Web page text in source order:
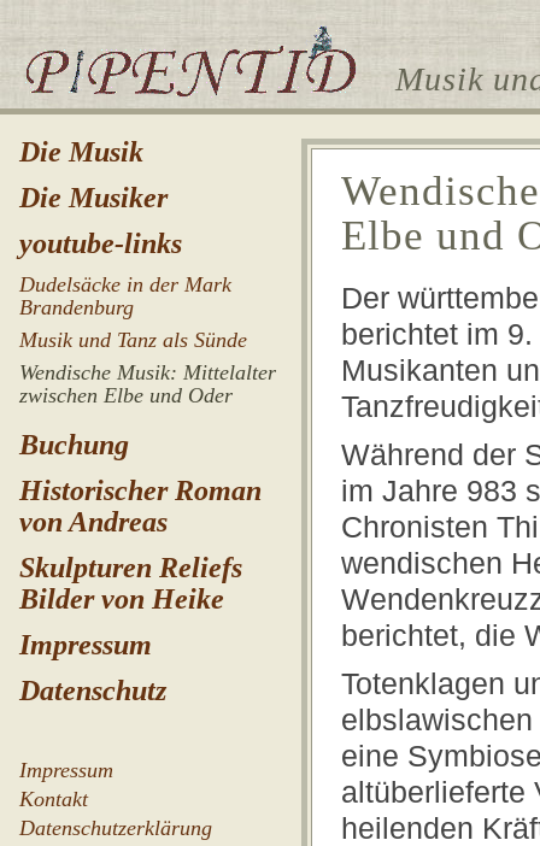
Musik
Die Musik
Die Musiker
youtube-links
Dudelsäcke in der Mark
Brandenburg
Musik und Tanz als Sünde
Wendische Musik: Mittelalter
zwischen Elbe und Oder
Buchung
Historischer Roman
von Andreas
Skulpturen Reliefs
Bilder von Heike
Impressum
Datenschutz
Impressum
Kontakt
Datenschutzerklärung
Elbe und
Der
berichtet im
Musikanten
Während der
im Jahre 983
Chronisten
wendischen
berichtet, die
Totenklagen
eine
altüberlieferte
heilenden